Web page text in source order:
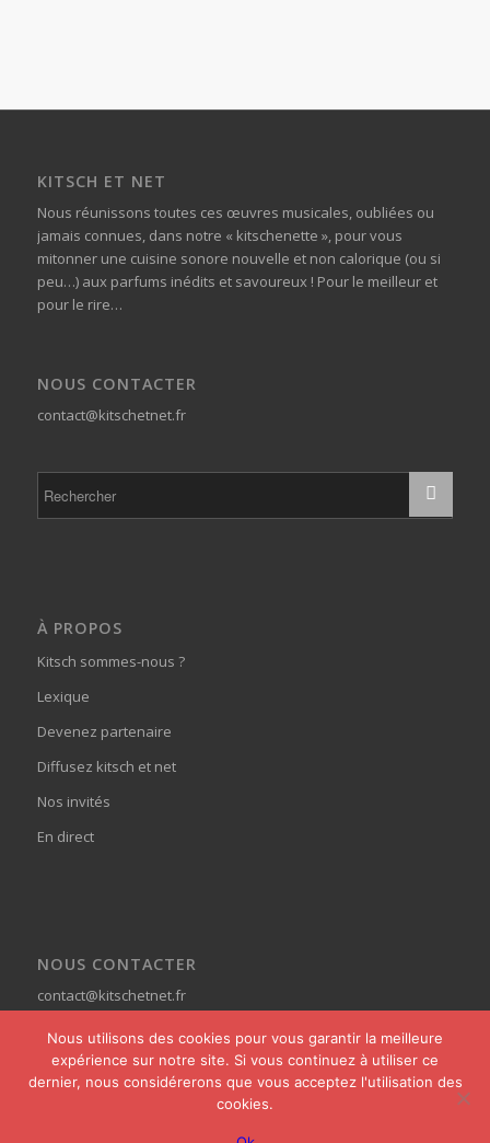
KITSCH ET NET
Nous réunissons toutes ces œuvres musicales, oubliées ou
jamais connues, dans notre « kitschenette », pour vous
mitonner une cuisine sonore nouvelle et non calorique (ou si
peu…) aux parfums inédits et savoureux ! Pour le meilleur et
pour le rire…
NOUS CONTACTER
contact@kitschetnet.fr
À PROPOS
Kitsch sommes-nous ?
Lexique
Devenez partenaire
Diffusez kitsch et net
Nos invités
En direct
NOUS CONTACTER
contact@kitschetnet.fr
powered by Enfold WordPress Theme
Nous utilisons des cookies pour vous garantir la meilleure
expérience sur notre site. Si vous continuez à utiliser ce
dernier, nous considérerons que vous acceptez l'utilisation des
cookies.